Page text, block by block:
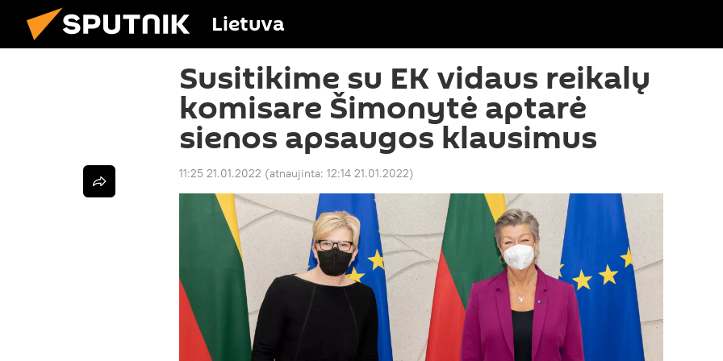
Lietuva
Susitikime su EK vidaus reikalų
komisare Šimonytė aptarė
sienos apsaugos klausimus
11:25 21.01.2022 (atnaujinta: 12:14 21.01.2022)